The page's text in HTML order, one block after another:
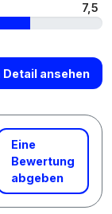
7,5
ansehen
Eine
Bewertung
abgeben